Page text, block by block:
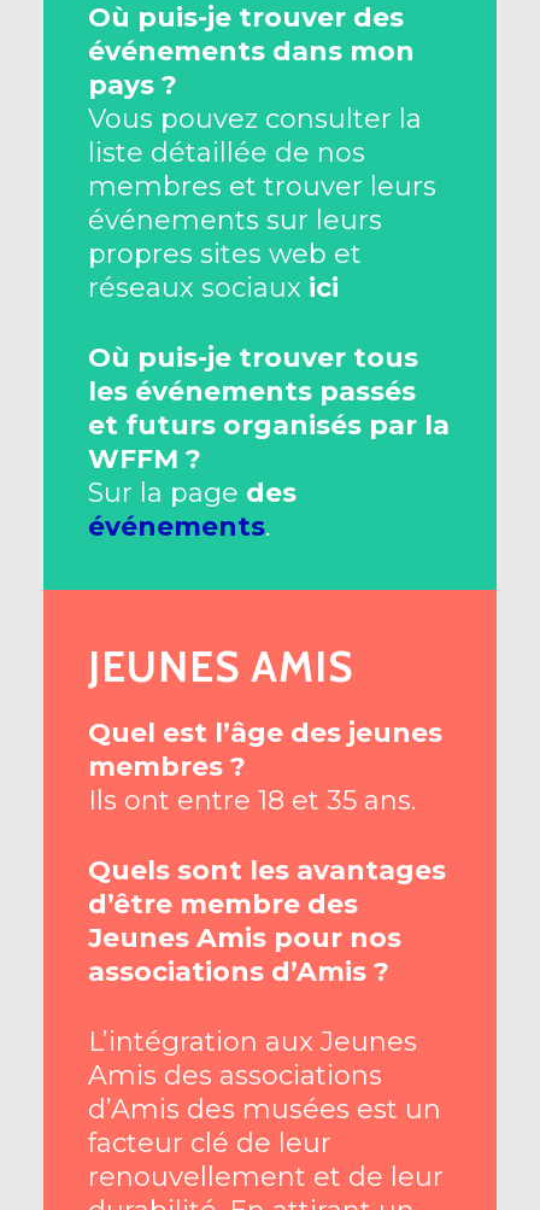
Où puis-je trouver des
événements dans mon
pays ?
Vous pouvez consulter la
liste détaillée de nos
membres et trouver leurs
événements sur leurs
propres sites web et
réseaux sociaux ici
Où puis-je trouver tous
les événements passés
et futurs organisés par la
WFFM ?
Sur la page des
événements.
JEUNES AMIS
Quel est l’âge des jeunes
membres ?
Ils ont entre 18 et 35 ans.
Quels sont les avantages
d’être membre des
Jeunes Amis pour nos
associations d’Amis ?
L’intégration aux Jeunes
Amis des associations
d’Amis des musées est un
facteur clé de leur
renouvellement et de leur